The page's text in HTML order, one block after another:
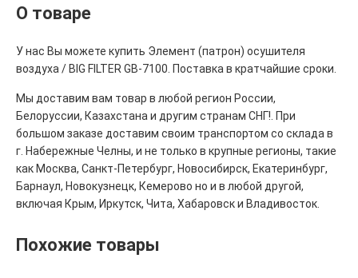
О товаре
У нас Вы можете купить Элемент (патрон) осушителя
воздуха / BIG FILTER GB-7100. Поставка в кратчайшие сроки.
Мы доставим вам товар в любой регион России,
Белоруссии, Казахстана и другим странам СНГ!. При
большом заказе доставим своим транспортом со склада в
г. Набережные Челны, и не только в крупные регионы, такие
как Москва, Санкт-Петербург, Новосибирск, Екатеринбург,
Барнаул, Новокузнецк, Кемерово но и в любой другой,
включая Крым, Иркутск, Чита, Хабаровск и Владивосток.
Похожие товары